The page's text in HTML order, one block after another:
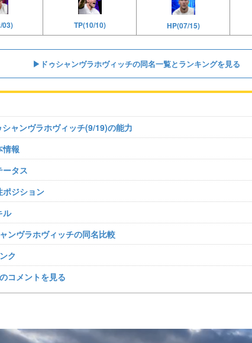
03) TP(10/10) HP(07/15)
▶︎ドゥシャンヴラホヴィッチの同名一覧とランキングを見る
シャンヴラホヴィッチ(9/19)の能力
情報
ータス
ポジション
ル
ンヴラホヴィッチの同名比較
ク
コメントを見る